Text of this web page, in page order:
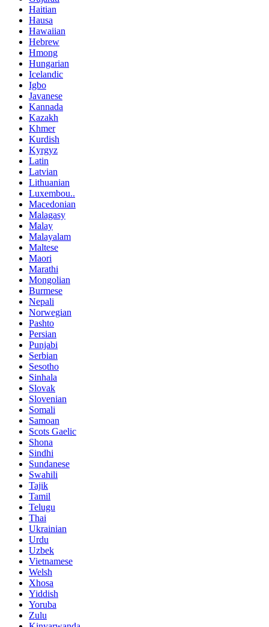
Haitian
Hausa
Hawaiian
Hebrew
Hmong
Hungarian
Icelandic
Igbo
Javanese
Kannada
Kazakh
Khmer
Kurdish
Kyrgyz
Latin
Latvian
Lithuanian
Luxembou..
Macedonian
Malagasy
Malay
Malayalam
Maltese
Maori
Marathi
Mongolian
Burmese
Nepali
Norwegian
Pashto
Persian
Punjabi
Serbian
Sesotho
Sinhala
Slovak
Slovenian
Somali
Samoan
Scots Gaelic
Shona
Sindhi
Sundanese
Swahili
Tajik
Tamil
Telugu
Thai
Ukrainian
Urdu
Uzbek
Vietnamese
Welsh
Xhosa
Yiddish
Yoruba
Zulu